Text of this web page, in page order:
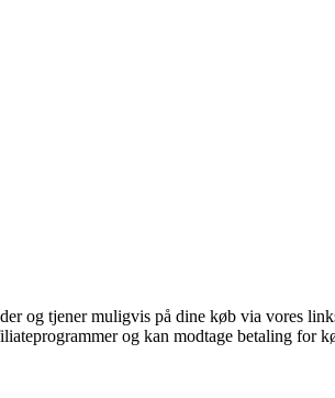
og tjener muligvis på dine køb via vores
og kan modtage betaling for